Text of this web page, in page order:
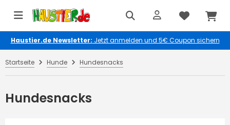
Haustier.de Newsletter: Jetzt anmelden und 5€ Coupon sichern
Startseite Hunde Hundesnacks
Hundesnacks